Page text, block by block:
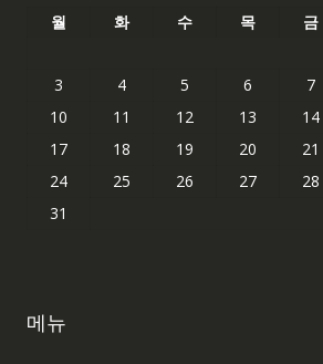
월 화 수 목 금
3
4 5 6 7
10
11 12 13 14
17
18 19 20 21
24
25 26 27 28
31
메뉴